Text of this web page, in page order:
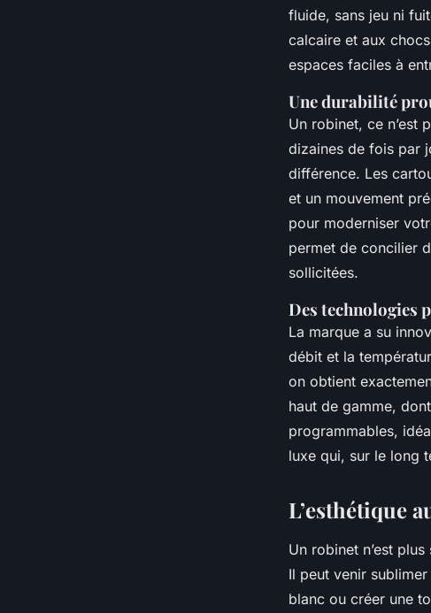
fluide, sans jeu ni
calcaire et aux
espaces faciles à
Une durabilité
Un robinet, ce n’est
dizaines de fois par
différence. Les
et un mouvement
pour moderniser
permet de concilier
sollicitées.
Des technologies
La marque a su
débit et la
on obtient
haut de gamme,
programmables,
luxe qui, sur le long
L’esthétique
Un robinet n’est
Il peut venir
blanc ou créer une